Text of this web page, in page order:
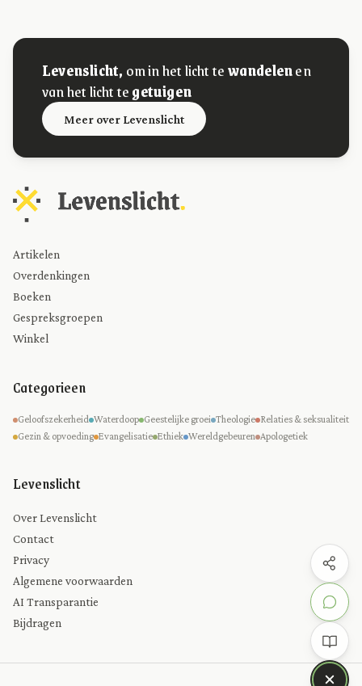
Levenslicht, om in het licht tewandelenen
van het licht tegetuigen
Meer over Levenslicht
Artikelen
Overdenkingen
Boeken
Gespreksgroepen
Winkel
Categorieen
Geloofszekerheid Waterdoop Geestelijke groei Theologie Relaties & seksualiteit
Gezin & opvoeding Evangelisatie Ethiek Wereldgebeuren Apologetiek
Levenslicht
Over Levenslicht
Contact
Privacy
Algemene voorwaarden
AI Transparantie
Bijdragen